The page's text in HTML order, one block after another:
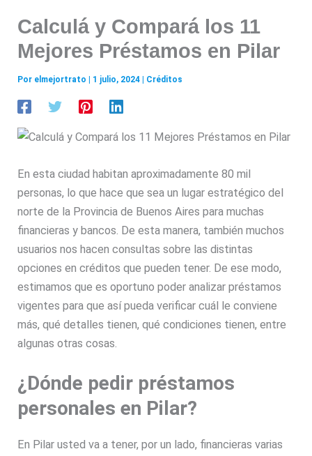
Calculá y Compará los 11
Mejores Préstamos en Pilar
Por elmejortrato 1 julio, 2024 Créditos
En esta ciudad habitan aproximadamente 80 mil
personas, lo que hace que sea un lugar estratégico del
norte de la Provincia de Buenos Aires para muchas
financieras y bancos. De esta manera, también muchos
usuarios nos hacen consultas sobre las distintas
opciones en créditos que pueden tener. De ese modo,
estimamos que es oportuno poder analizar préstamos
vigentes para que así pueda verificar cuál le conviene
más, qué detalles tienen, qué condiciones tienen, entre
algunas otras cosas.
¿Dónde pedir préstamos
personales en Pilar?
En Pilar usted va a tener, por un lado, financieras varias